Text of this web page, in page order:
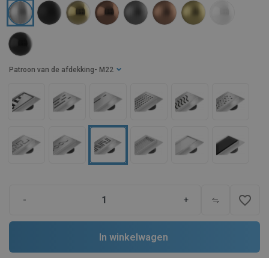
Patroon van de afdekking - M22
- + favorite_border
In winkelwagen